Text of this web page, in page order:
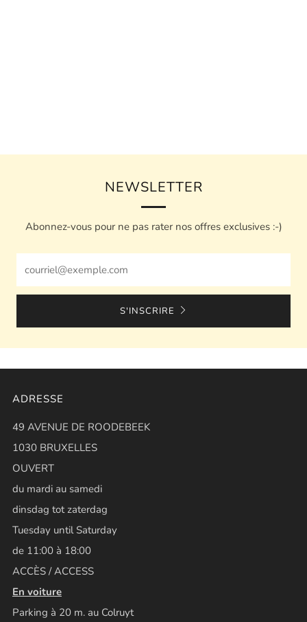
NEWSLETTER
Abonnez-vous pour ne pas rater nos offres exclusives :-)
S'INSCRIRE
ADRESSE
49 AVENUE DE ROODEBEEK
1030 BRUXELLES
OUVERT
du mardi au samedi
dinsdag tot zaterdag
Tuesday until Saturday
de 11:00 à 18:00
ACCÈS / ACCESS
En voiture
Parking à 20 m. au Colruyt